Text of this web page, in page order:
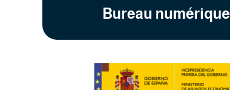
Bureau numérique